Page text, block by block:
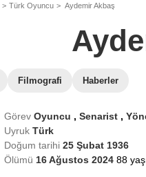
Türk Oyuncu Aydemir Akbaş
Filmografi Haberler
Görev Oyuncu , Senarist ,
Uyruk Türk
Doğum tarihi 25 Şubat 1936
Ölümü 16 Ağustos 2024 88